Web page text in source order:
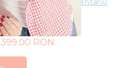
Adauga un comentariu
RON